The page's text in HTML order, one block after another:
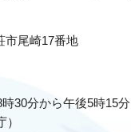
尾崎17番地
30分から午後5時15分